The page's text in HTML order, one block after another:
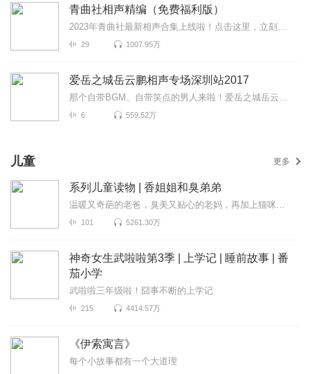
青曲社相声精编（免费福利版）
2023年青曲社最新相声合集上线啦！点击这里，立刻免费听>>>包袱不停，笑点密集，“既文艺又可爱”的青曲...
29 1007.95万
爱岳之城岳云鹏相声专场深圳站2017
那个自带BGM、自带笑点的男人来啦！爱岳之城岳云鹏相声专场深圳站2017爆笑来袭！更有《学歌曲》《学评书...
6 559.52万
儿童 更多
系列儿童读物 | 香姐姐和臭弟弟
温暖又奇葩的老爸，臭美又贴心的老妈，再加上猫咪乖仔，瞧这一家！
101 5261.30万
神奇女生武啦啦第3季 | 上学记 | 睡前故事 | 番
茄小学
武啦啦三年级啦！囧事不断的上学记
215 4414.57万
《伊索寓言》
每个小故事都有一个大道理